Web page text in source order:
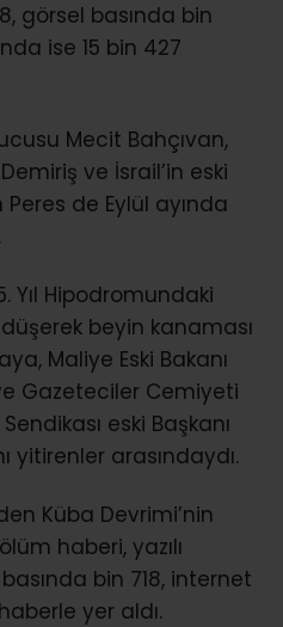
görsel basında bin
ise 15 bin 427
Mecit Bahçıvan,
ve İsrail’in eski
de Eylül ayında
Yıl Hipodromundaki
beyin kanaması
Maliye Eski Bakanı
Gazeteciler Cemiyeti
eski Başkanı
yitirenler arasındaydı.
Küba Devrimi’nin
haberi, yazılı
bin 718, internet
yer aldı.